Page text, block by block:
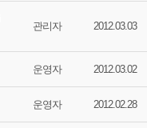
관리자 2012.03.03
운영자 2012.03.02
운영자 2012.02.28